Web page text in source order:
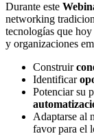
Durante este
networking
tecnologías que
y organizaciones
Construir
Identificar
Potenciar su
Adaptarse al
favor para el